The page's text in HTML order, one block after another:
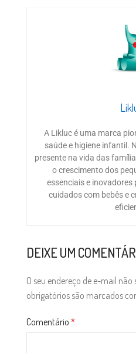
A Likluc é uma marca
saúde e higiene infantil.
presente na vida das
o crescimento dos
essenciais e
cuidados com bebês e
DEIXE UM
O seu endereço de e-mail não
obrigatórios são marcados
Comentário *